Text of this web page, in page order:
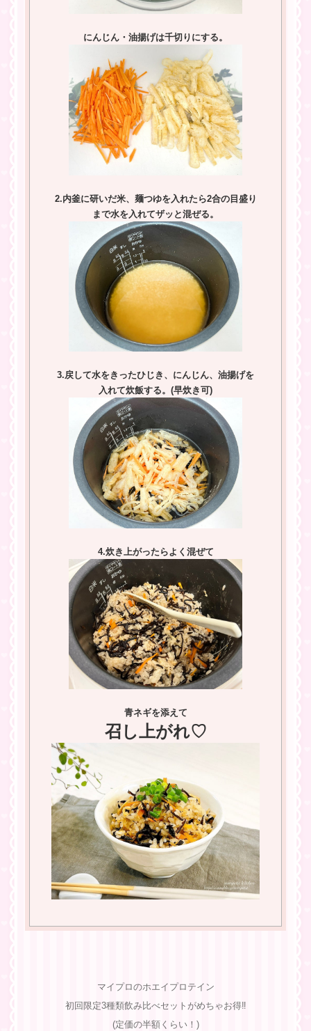
にんじん・油揚げは千切りにする。
2.内釜に研いだ米、麺つゆを入れたら2合の目盛り
まで水を入れてザッと混ぜる。
3.戻して水をきったひじき、にんじん、油揚げを
入れて炊飯する。(早炊き可)
4.炊き上がったらよく混ぜて
青ネギを添えて
召し上がれ♡
マイプロのホエイプロテイン
初回限定3種類飲み比べセットがめちゃお得‼︎
(定価の半額くらい！)